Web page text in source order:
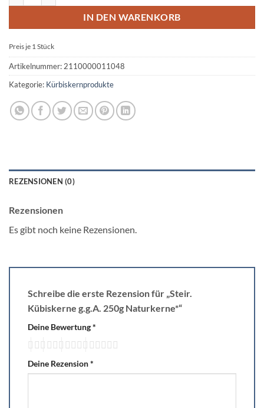
IN DEN WARENKORB
Preis je 1 Stück
Artikelnummer: 2110000011048
Kategorie: Kürbiskernprodukte
REZENSIONEN (0)
Rezensionen
Es gibt noch keine Rezensionen.
Schreibe die erste Rezension für „Steir.
Kübiskerne g.g.A. 250g Naturkerne*“
Deine Bewertung*
Deine Rezension*